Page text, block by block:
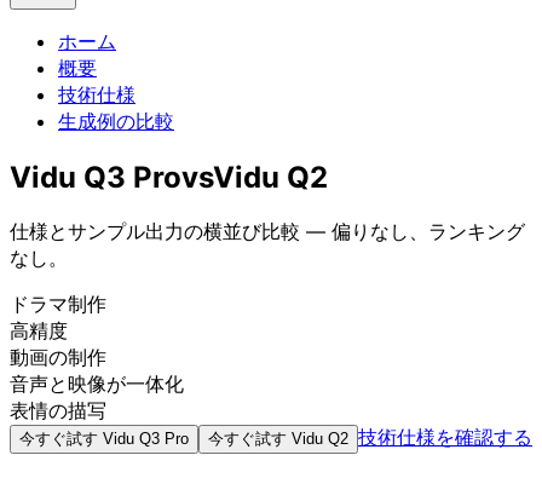
ホーム
概要
技術仕様
生成例の比較
Vidu Q3 ProvsVidu Q2
仕様とサンプル出力の横並び比較 — 偏りなし、ランキング
なし。
ドラマ制作
高精度
動画の制作
音声と映像が一体化
表情の描写
今すぐ試す Vidu Q3 Pro 今すぐ試す Vidu Q2 技術仕様を確認する